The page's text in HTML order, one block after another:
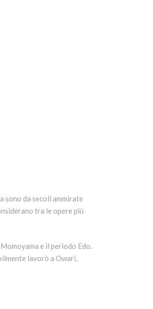
sono da secoli ammirate
tra le opere più
e il periodo Edo.
lavorò a Owari,